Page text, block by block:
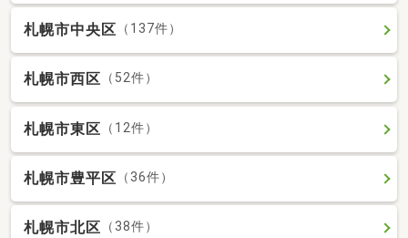
札幌市中央区 （137件）
札幌市西区 （52件）
札幌市東区 （12件）
札幌市豊平区 （36件）
札幌市北区 （38件）